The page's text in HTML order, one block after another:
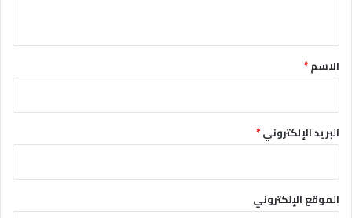
*الاسم*
البريد الإلكتروني*
الموقع الإلكتروني